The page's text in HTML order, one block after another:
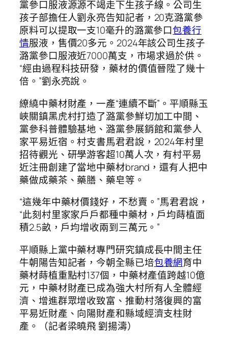
黨參口服液源源不竭走下生孩子線。公司生
孩子部擔任人劉永亮告知記者，20克潞黨參
原料可以提取一支10毫升的潞黨參口包養行
情服液，售價20多元。2024年該公司生孩子
潞黨參口服液近7000萬支，市場求過於供。
“經由過程科技研發，藥材的價值晉陞了幾十
倍。”劉永亮說。
繚繞中藥材財產，一產“連續不斷”。平順縣玉
峽關鎮黑虎村打造了潞黨參鮮切加工中間、
黨參科普體驗基地、潞黨參展銷館和黨參人
家平易近宿。村支書馬君君說，2024年村里
招待觀光、研學游客超10萬人次，有村平易
近注冊創建了當地中藥材brand，還有人把中
藥做成藥茶、藥膳、藥皂等。
“這幾年中藥材價錢好，不愁賣。”馬君君說，
“此刻村里家家戶戶都種中藥材，戶均蒔植面
積2.5畝，戶均增收兩到三萬元。”
平順縣上黨中藥材專門研究鎮成長中間主任
牛朝陽告知記者，今朝全縣已培包養網育中
藥材蒔植重點村137個，中藥材產值跨越10億
元，中藥材財產已成為強大村所有人全體經
濟、增進群眾增收致富、推動村落復興的富
平易近財產、向陽財產和縣域經濟支柱財
產。（記者梁曉飛 劉揚濤）